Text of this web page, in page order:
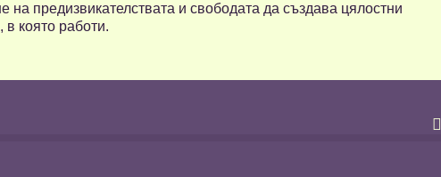
предизвикателствата и свободата да създава цялостни
която работи.
